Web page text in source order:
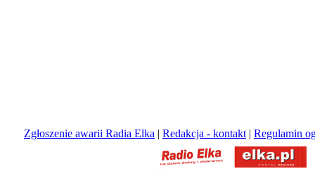
Zgłoszenie awarii Radia Elka | Redakcja - kontakt | Regulamin